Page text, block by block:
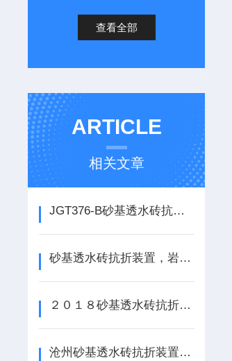
查看全部
ARTICLE
相关文章
JGT376-B砂基透水砖抗折装置试验步骤
砂基透水砖抗折装置，岩石抗折夹具厂家
２０１８砂基透水砖抗折装置，路面砖抗折装置
沧州砂基透水砖抗折装置、混凝土路面砖抗折装置结果计算